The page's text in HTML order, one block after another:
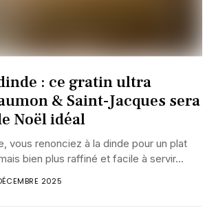
: ce gratin ultra
& Saint-Jacques sera
Noël idéal
vous renonciez à la dinde pour un plat
bien plus raffiné et facile à servir...
2025